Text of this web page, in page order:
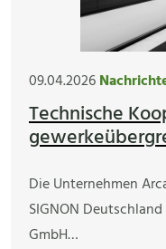
09.04.2026
Technische
Die Unternehmen
SIGNON
GmbH…